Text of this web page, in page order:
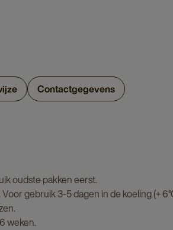
Contactgegevens
oudste pakken eerst.
gebruik 3-5 dagen in de koeling (+
weken.